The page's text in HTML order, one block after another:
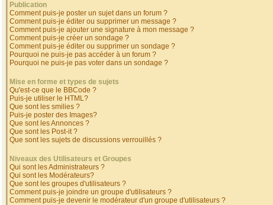
Publication
Comment puis-je poster un sujet dans un forum ?
Comment puis-je éditer ou supprimer un message ?
Comment puis-je ajouter une signature à mon message ?
Comment puis-je créer un sondage ?
Comment puis-je éditer ou supprimer un sondage ?
Pourquoi ne puis-je pas accéder à un forum ?
Pourquoi ne puis-je pas voter dans un sondage ?
Mise en forme et types de sujets
Qu'est-ce que le BBCode ?
Puis-je utiliser le HTML?
Que sont les smilies ?
Puis-je poster des Images?
Que sont les Annonces ?
Que sont les Post-it ?
Que sont les sujets de discussions verrouillés ?
Niveaux des Utilisateurs et Groupes
Qui sont les Administrateurs ?
Qui sont les Modérateurs?
Que sont les groupes d'utilisateurs ?
Comment puis-je joindre un groupe d'utilisateurs ?
Comment puis-je devenir le modérateur d'un groupe d'utilisateurs ?